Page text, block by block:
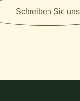
Schreiben Sie uns